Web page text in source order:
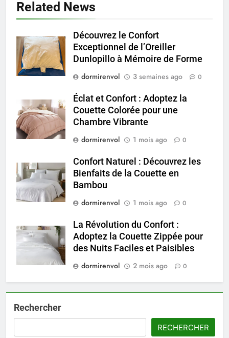
Related News
Découvrez le Confort
Exceptionnel de l’Oreiller
Dunlopillo à Mémoire de Forme
dormirenvol
3 semaines ago 0
Éclat et Confort : Adoptez la
Couette Colorée pour une
Chambre Vibrante
dormirenvol
1 mois ago 0
Confort Naturel : Découvrez les
Bienfaits de la Couette en
Bambou
dormirenvol
1 mois ago 0
La Révolution du Confort :
Adoptez la Couette Zippée pour
des Nuits Faciles et Paisibles
dormirenvol
2 mois ago 0
Rechercher
RECHERCHER